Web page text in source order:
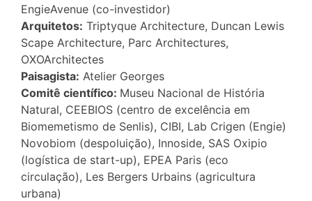
EngieAvenue (co-investidor)
Arquitetos: Triptyque Architecture, Duncan Lewis
Scape Architecture, Parc Architectures,
OXOArchitectes
Paisagista: Atelier Georges
Comitê científico: Museu Nacional de História
Natural, CEEBIOS (centro de excelência em
Biomemetismo de Senlis), CIBI, Lab Crigen (Engie)
Novobiom (despoluição), Innoside, SAS Oxipio
(logística de start-up), EPEA Paris (eco
circulação), Les Bergers Urbains (agricultura
urbana)